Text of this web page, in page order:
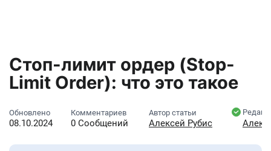
Стоп-лимит ордер (Stop-
Limit Order): что это такое
Обновлено
08.10.2024
Комментариев
0 Сообщений
Автор статьи
Алексей Рубис